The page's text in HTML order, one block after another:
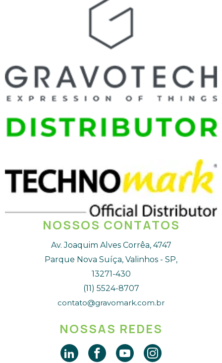
NOSSOS CONTATOS
Av. Joaquim Alves Corrêa, 4747
Parque Nova Suíça, Valinhos - SP,
13271-430
(11) 5524-8707
contato@gravomark.com.br
NOSSAS REDES